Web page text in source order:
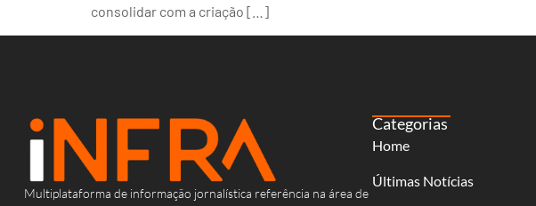
consolidar com a criação […]
Multiplataforma de informação jornalística referência na área de
Categorias
Home
Últimas Notícias